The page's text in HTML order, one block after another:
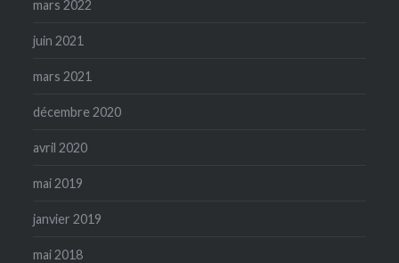
mars 2022
juin 2021
mars 2021
décembre 2020
avril 2020
mai 2019
janvier 2019
mai 2018